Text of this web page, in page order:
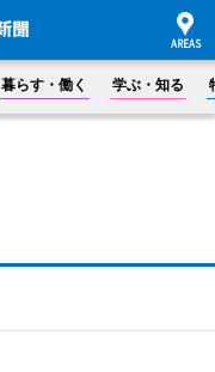
暮らす・働く 学ぶ・知る